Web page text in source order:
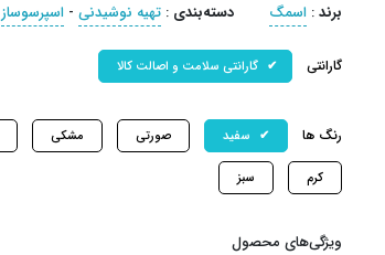
برند: اسمگ دسته‌بندی : تهیه نوشیدنی - اسپرسوساز
گارانتی گارانتی سلامت و اصالت کالا
رنگ ها سفید صورتی مشکی
کرم سبز
ویژگی‌های محصول